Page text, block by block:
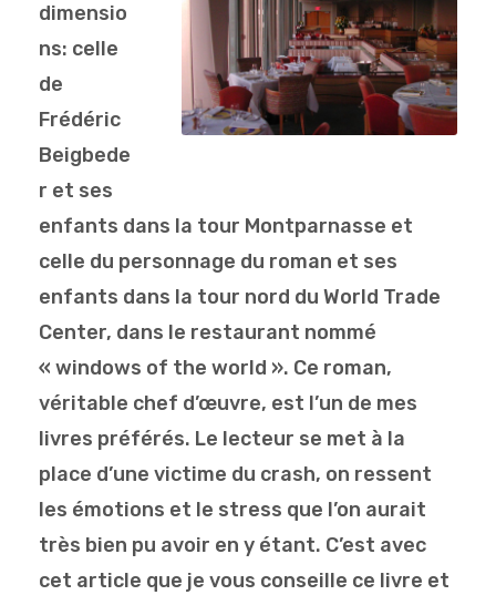
dimensio
ns: celle
de
Frédéric
Beigbede
r et ses
enfants dans la tour Montparnasse et
celle du personnage du roman et ses
enfants dans la tour nord du World Trade
Center, dans le restaurant nommé
« windows of the world ». Ce roman,
véritable chef d’œuvre, est l’un de mes
livres préférés. Le lecteur se met à la
place d’une victime du crash, on ressent
les émotions et le stress que l’on aurait
très bien pu avoir en y étant. C’est avec
cet article que je vous conseille ce livre et